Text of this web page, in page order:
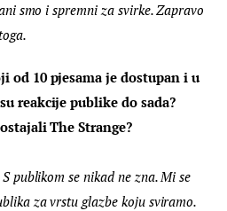
smo i spremni za svirke. Zapravo
od 10 pjesama je dostupan i u
reakcije publike do sada?
The Strange?
publikom se nikad ne zna. Mi se
za vrstu glazbe koju sviramo.